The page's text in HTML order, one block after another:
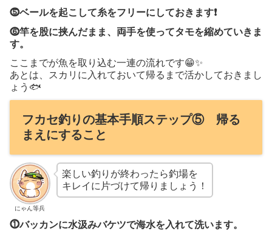
⓹ベールを起こして糸をフリーにしておきます❗️
⓺竿を股に挟んだまま、両手を使ってタモを縮めていきま
す。
ここまでが魚を取り込む一連の流れです😁✨
あとは、スカリに入れておいて帰るまで活かしておきまし
ょう🐟
フカセ釣りの基本手順ステップ⑤ 帰る
まえにすること
にゃん等兵
楽しい釣りが終わったら釣場を
キレイに片づけて帰りましょう！
⓵バッカンに水汲みバケツで海水を入れて洗います。